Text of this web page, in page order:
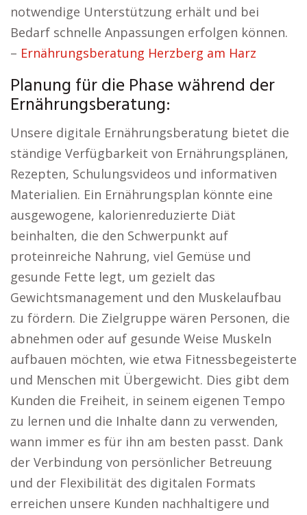
notwendige Unterstützung erhält und bei
Bedarf schnelle Anpassungen erfolgen können.
– Ernährungsberatung Herzberg am Harz
Planung für die Phase während der
Ernährungsberatung:
Unsere digitale Ernährungsberatung bietet die
ständige Verfügbarkeit von Ernährungsplänen,
Rezepten, Schulungsvideos und informativen
Materialien. Ein Ernährungsplan könnte eine
ausgewogene, kalorienreduzierte Diät
beinhalten, die den Schwerpunkt auf
proteinreiche Nahrung, viel Gemüse und
gesunde Fette legt, um gezielt das
Gewichtsmanagement und den Muskelaufbau
zu fördern. Die Zielgruppe wären Personen, die
abnehmen oder auf gesunde Weise Muskeln
aufbauen möchten, wie etwa Fitnessbegeisterte
und Menschen mit Übergewicht. Dies gibt dem
Kunden die Freiheit, in seinem eigenen Tempo
zu lernen und die Inhalte dann zu verwenden,
wann immer es für ihn am besten passt. Dank
der Verbindung von persönlicher Betreuung
und der Flexibilität des digitalen Formats
erreichen unsere Kunden nachhaltigere und